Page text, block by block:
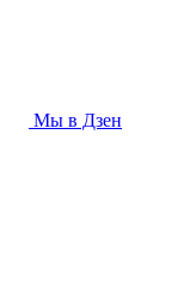
Мы в Дзен